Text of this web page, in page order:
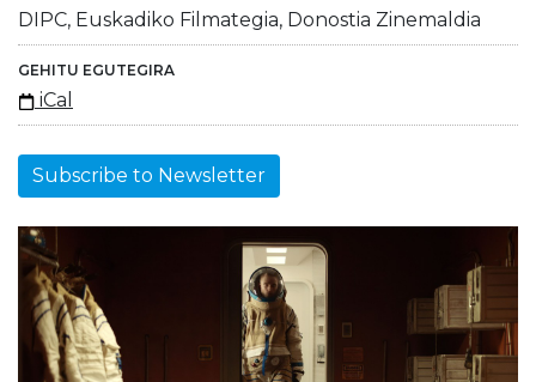
DIPC, Euskadiko Filmategia, Donostia Zinemaldia
GEHITU EGUTEGIRA
iCal
Subscribe to Newsletter